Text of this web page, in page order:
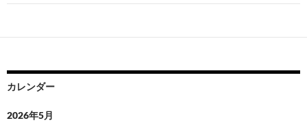
ゲ
ー
ョ
ン
カレンダー
2026年5月